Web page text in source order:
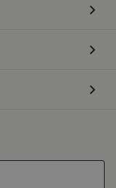
lai Cookie-
darbotos